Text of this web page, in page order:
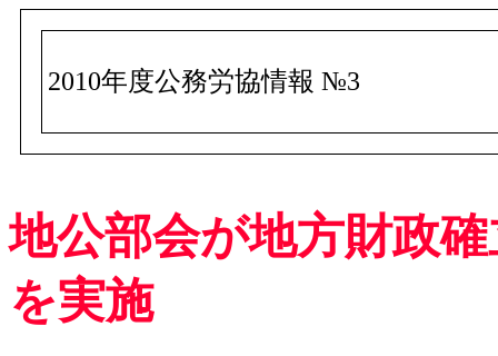
2010年度公務労協情報 №3
地公部会が地方財政
を実施